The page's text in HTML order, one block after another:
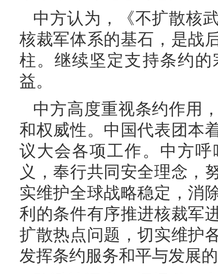
中方认为，《不扩散核
核裁军体系的基石，是战
柱。继续坚定支持条约
益。
中方高度重视条约作用
和权威性。中国代表团本
议大会各项工作。中方
义，奉行共同安全理念，
实维护全球战略稳定，消
利的条件有序推进核裁军
扩散热点问题，切实维护
发挥条约服务和平与发展